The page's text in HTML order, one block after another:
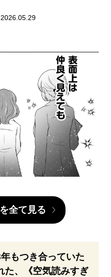
2026.05.29
全て見る
もつき合っていた
た、《空気読みすぎ